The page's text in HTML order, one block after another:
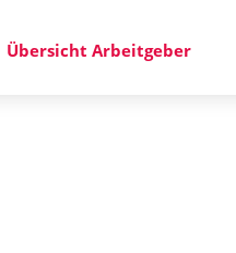
Übersicht Arbeitgeber